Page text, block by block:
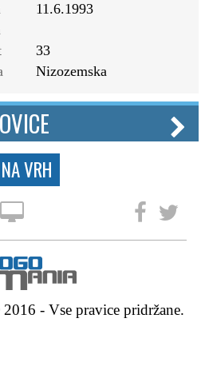
11.6.1993
33
Nizozemska
NA VRH
- Vse pravice pridržane.